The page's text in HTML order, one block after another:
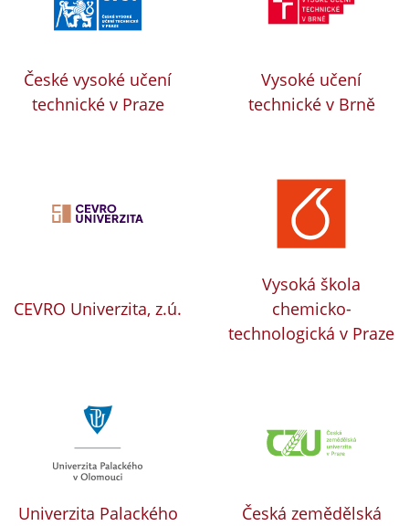
České vysoké učení
technické v Praze
Vysoké učení
technické v Brně
CEVRO Univerzita, z.ú.
Vysoká škola
chemicko-
technologická v Praze
Univerzita Palackého
Česká zemědělská